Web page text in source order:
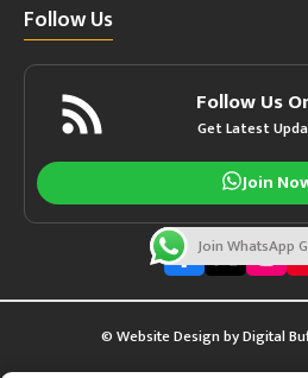
Follow Us
Follow Us
Get Latest
Join
© Website Design byDigital
Join WhatsApp